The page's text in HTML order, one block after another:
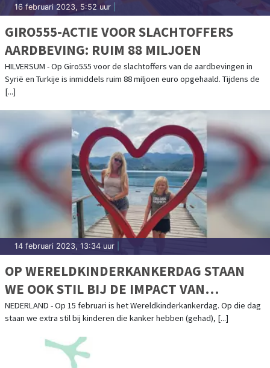
16 februari 2023, 5:52 uur
GIRO555-ACTIE VOOR SLACHTOFFERS
AARDBEVING: RUIM 88 MILJOEN
HILVERSUM - Op Giro555 voor de slachtoffers van de aardbevingen in
Syrië en Turkije is inmiddels ruim 88 miljoen euro opgehaald. Tijdens de
[...]
14 februari 2023, 13:34 uur
OP WERELDKINDERKANKERDAG STAAN
WE OOK STIL BIJ DE IMPACT VAN
KINDERKANKER OP HET GEZIN
NEDERLAND - Op 15 februari is het Wereldkinderkankerdag. Op die dag
staan we extra stil bij kinderen die kanker hebben (gehad), [...]